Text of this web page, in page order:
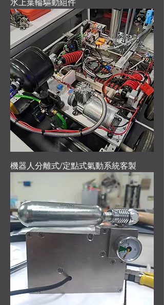
水上葉輪驅動組件
機器人分離式/定點式氣動系統客製